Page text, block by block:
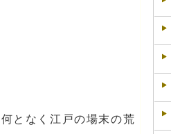
となく江戸の場末の荒